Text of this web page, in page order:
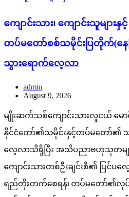
ကျောင်းသား၊ ကျောင်းသူများနှ
တပ်မတော်စစ်သမိုင်းပြတိုက်(န
သွားရောက်လေ့လာ
admin
August 9, 2026
မျိုးဆက်သစ်ကျောင်းသားလူငယ် မော
နိုင်ငံတော်၏သမိုင်းနှင့်တပ်မတော်၏ သမို
လေ့လာသိရှိပြီး အသိပညာဗဟုသုတမျာ
ကျောင်းသားတစ်ဦးချင်းစီ၏ ပြင်ပ
ရည်တိုးတက်စေရန်၊ တပ်မတော်၏လုပ်ငန်